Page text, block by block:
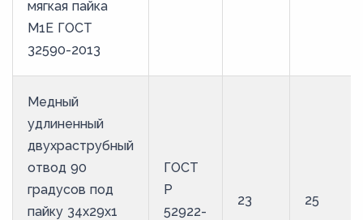
мягкая пайка
М1Е ГОСТ
32590-2013
Медный
удлиненный
двухраструбный
отвод 90
градусов под
пайку 34х29х1
ГОСТ
Р
52922-
23 25